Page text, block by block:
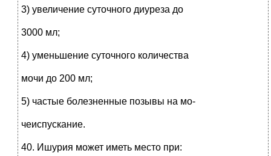
3) увеличение суточного диуреза до
3000 мл;
4) уменьшение суточного количества
мочи до 200 мл;
5) частые болезненные позывы на мо-
чеиспускание.
40. Ишурия может иметь место при: